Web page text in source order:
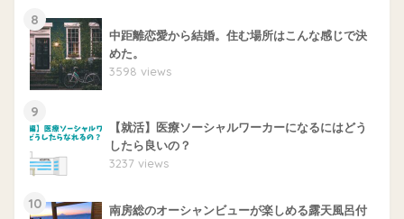
8
中距離恋愛から結婚。住む場所はこんな感じで決
めた。
3598 views
9
【就活】医療ソーシャルワーカーになるにはどう
したら良いの？
3237 views
10
南房総のオーシャンビューが楽しめる露天風呂付